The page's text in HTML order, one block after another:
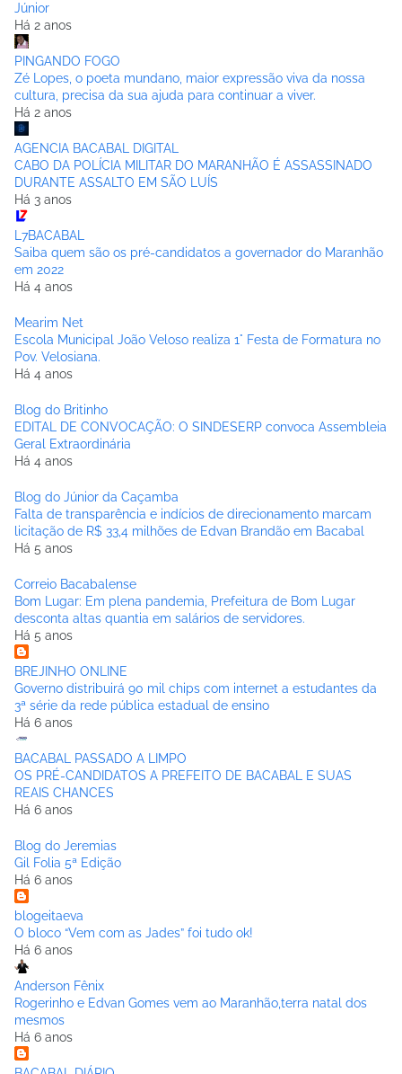
Júnior
Há 2 anos
PINGANDO FOGO
Zé Lopes, o poeta mundano, maior expressão viva da nossa
cultura, precisa da sua ajuda para continuar a viver.
Há 2 anos
AGENCIA BACABAL DIGITAL
CABO DA POLÍCIA MILITAR DO MARANHÃO É ASSASSINADO
DURANTE ASSALTO EM SÃO LUÍS
Há 3 anos
L7BACABAL
Saiba quem são os pré-candidatos a governador do Maranhão
em 2022
Há 4 anos
Mearim Net
Escola Municipal João Veloso realiza 1° Festa de Formatura no
Pov. Velosiana.
Há 4 anos
Blog do Britinho
EDITAL DE CONVOCAÇÃO: O SINDESERP convoca Assembleia
Geral Extraordinária
Há 4 anos
Blog do Júnior da Caçamba
Falta de transparência e indícios de direcionamento marcam
licitação de R$ 33,4 milhões de Edvan Brandão em Bacabal
Há 5 anos
Correio Bacabalense
Bom Lugar: Em plena pandemia, Prefeitura de Bom Lugar
desconta altas quantia em salários de servidores.
Há 5 anos
BREJINHO ONLINE
Governo distribuirá 90 mil chips com internet a estudantes da
3ª série da rede pública estadual de ensino
Há 6 anos
BACABAL PASSADO A LIMPO
OS PRÉ-CANDIDATOS A PREFEITO DE BACABAL E SUAS
REAIS CHANCES
Há 6 anos
Blog do Jeremias
Gil Folia 5ª Edição
Há 6 anos
blogeitaeva
O bloco “Vem com as Jades” foi tudo ok!
Há 6 anos
Anderson Fênix
Rogerinho e Edvan Gomes vem ao Maranhão,terra natal dos
mesmos
Há 6 anos